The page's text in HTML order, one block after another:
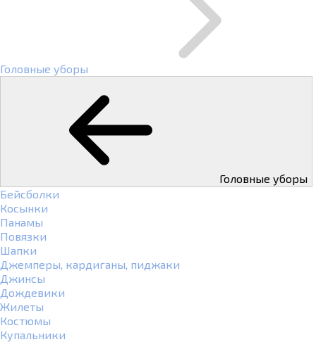
Головные уборы
Головные уборы
Бейсболки
Косынки
Панамы
Повязки
Шапки
Джемперы, кардиганы, пиджаки
Джинсы
Дождевики
Жилеты
Костюмы
Купальники